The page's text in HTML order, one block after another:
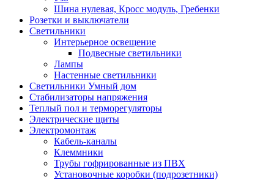
Шина нулевая, Кросс модуль, Гребенки
Розетки и выключатели
Светильники
Интерьерное освещение
Подвесные светильники
Лампы
Настенные светильники
Светильники Умный дом
Стабилизаторы напряжения
Теплый пол и терморегуляторы
Электрические щиты
Электромонтаж
Кабель-каналы
Клеммники
Трубы гофрированные из ПВХ
Установочные коробки (подрозетники)